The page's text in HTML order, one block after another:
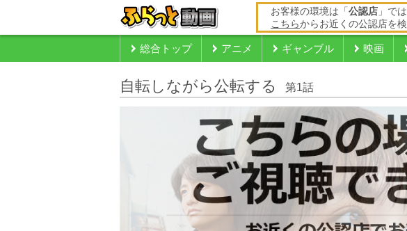
お客様の環境は「 公認店 」で
こちらからお近くの公認店を検
総合トップ アニメ ギャンブル 映画
自転しながら公転する 第1話